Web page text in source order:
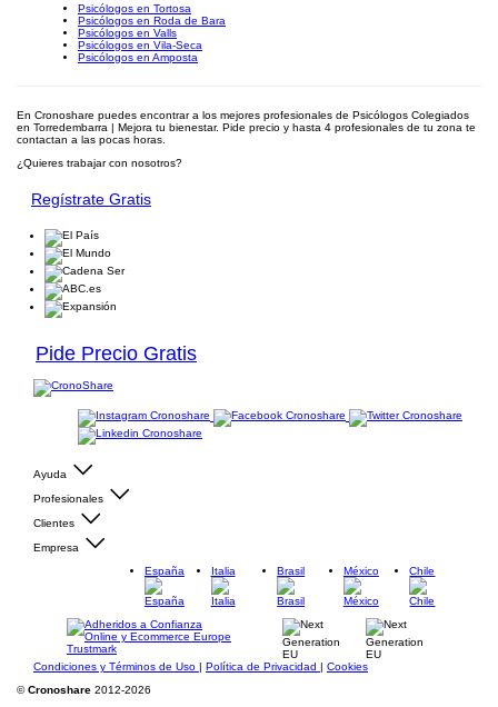
Psicólogos en Tortosa
Psicólogos en Roda de Bara
Psicólogos en Valls
Psicólogos en Vila-Seca
Psicólogos en Amposta
En Cronoshare puedes encontrar a los mejores profesionales de Psicólogos Colegiados
en Torredembarra | Mejora tu bienestar. Pide precio y hasta 4 profesionales de tu zona te
contactan a las pocas horas.
¿Quieres trabajar con nosotros?
Regístrate Gratis
Pide Precio Gratis
Ayuda
Profesionales
Clientes
Empresa
España
Italia Brasil México Chile
Condiciones y Términos de Uso | Política de Privacidad | Cookies
©Cronoshare 2012-2026